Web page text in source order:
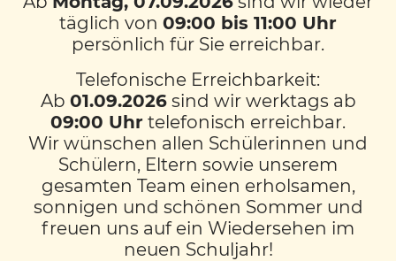
(Leo N. Tolstoi)
Im Rahmen unseres
Persönlichkeitsbildungsschwerpunktes „
feierten“ wir am Faschingsdienstag, 25.
Februar 2020, unseren GLÜCKSTAG.
Vielen Dank an alle Eltern, die uns durch
ihre Mithilfe mit einem großartigen Buffet
verwöhnten.
täglich von 09:00 bis 11:00 Uhr
persönlich für Sie erreichbar.
Telefonische Erreichbarkeit:
Ab 01.09.2026sind wir werktags ab
09:00 Uhr telefonisch erreichbar.
Wir wünschen allen Schülerinnen und
Schülern, Eltern sowie unserem
gesamten Team einen erholsamen,
sonnigen und schönen Sommer und
freuen uns auf ein Wiedersehen im
neuen Schuljahr!